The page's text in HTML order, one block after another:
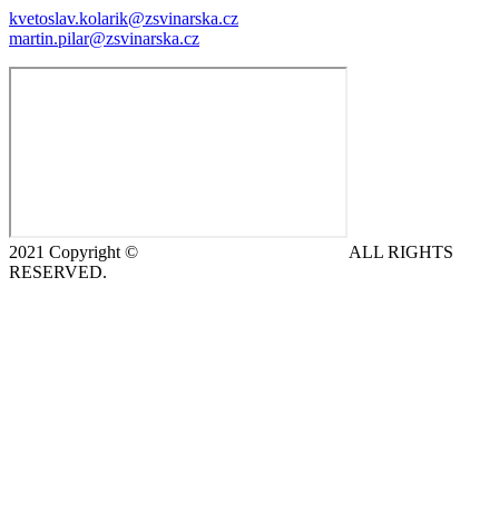
kvetoslav.kolarik@zsvinarska.cz
martin.pilar@zsvinarska.cz
2021 Copyright ©
ALL RIGHTS
RESERVED.